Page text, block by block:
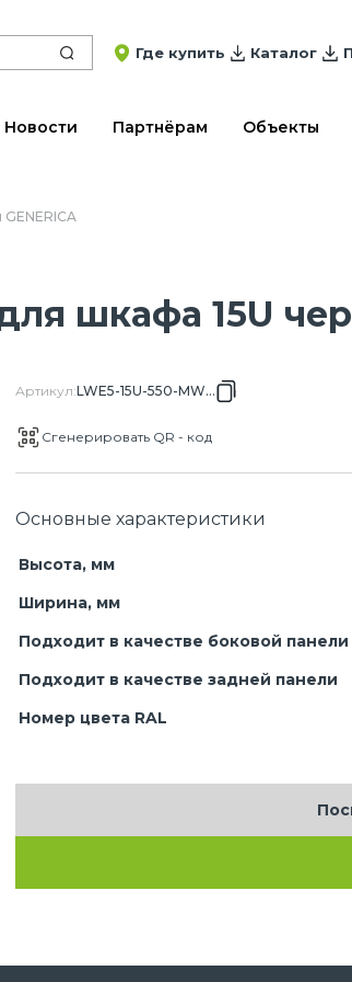
Где купить Каталог
Новости Партнёрам Объекты
шкафа 15U
Артикул:LWE5-15U-550-MW-G
Сгенерировать QR - код
Основные характеристики
Высота, мм
Ширина, мм
Подходит в качестве боковой панели
Подходит в качестве задней панели
Номер цвета RAL